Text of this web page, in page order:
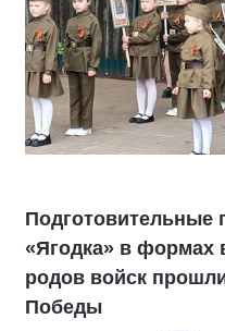
Подготовительные
«Ягодка» в формах
родов войск
Победы